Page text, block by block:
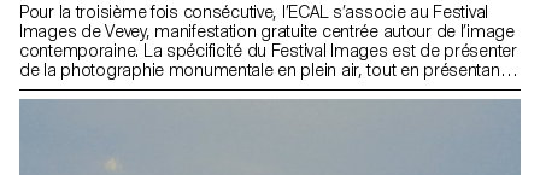
Pour la troisième fois consécutive, l’ECAL s’associe au Festival
Images de Vevey, manifestation gratuite centrée autour de l’image
contemporaine. La spécificité du Festival Images est de présenter
de la photographie monumentale en plein air, tout en présentant
des projets autours de l’image dans un sens plus large en